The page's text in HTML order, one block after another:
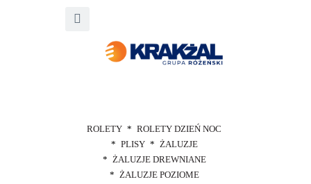
ROLETY
ROLETY DZIEŃ NOC
PLISY
ŻALUZJE
ŻALUZJE DREWNIANE
ŻALUZJE POZIOME